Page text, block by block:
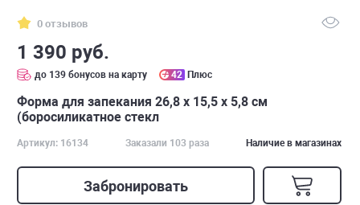
0 отзывов
1 390 руб.
до 139 бонусов на карту 42 Плюс
Форма для запекания 26,8 x 15,5 х 5,8 см
(боросиликатное стекл
Артикул: 16134 Заказали 103 раза Наличие в магазинах
Забронировать